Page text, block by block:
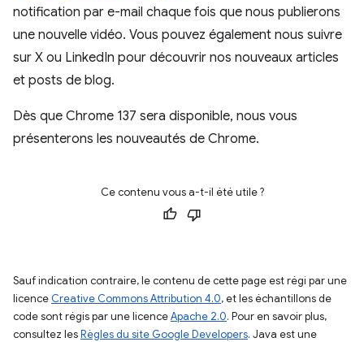
notification par e-mail chaque fois que nous publierons
une nouvelle vidéo. Vous pouvez également nous suivre
sur X ou LinkedIn pour découvrir nos nouveaux articles
et posts de blog.
Dès que Chrome 137 sera disponible, nous vous
présenterons les nouveautés de Chrome.
Ce contenu vous a-t-il été utile ?
Sauf indication contraire, le contenu de cette page est régi par une
licence Creative Commons Attribution 4.0, et les échantillons de
code sont régis par une licenceApache 2.0. Pour en savoir plus,
consultez lesRègles du site Google Developers. Java est une